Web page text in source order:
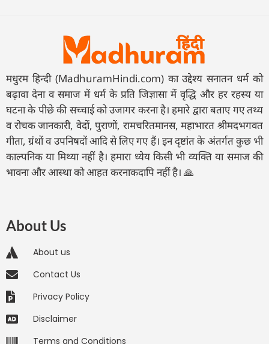
मधुरम हिन्दी (MadhuramHindi.com) का उद्देश्य सनातन धर्म को
बढ़ावा देना व समाज में धर्म के प्रति जिज्ञासा में वृद्धि और हर रहस्य या
घटना के पीछे की सच्चाई को उजागर करना है। हमारे द्वारा बताए गए तथ्य
व रोचक जानकारी, वेदों, पुराणों, रामचरितमानस, महाभारत श्रीमदभगवत
गीता, ग्रंथों व उपनिषदों आदि से लिए गए हैं। इन दृष्टांत के अंतर्गत कुछ भी
काल्पनिक या मिथ्या नहीं है। हमारा ध्येय किसी भी व्यक्ति या समाज की
भावना और आस्था को आहत करनाकदापि नहीं है। 🙏
About Us
About us
Contact Us
Privacy Policy
Disclaimer
Terms and Conditions